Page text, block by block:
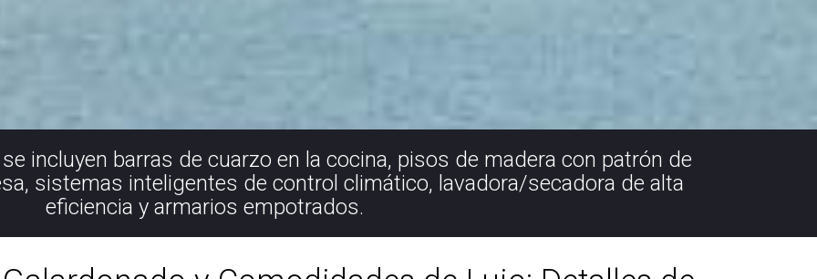
incluyen barras de cuarzo en la cocina, pisos de madera con patrón de
sistemas inteligentes de control climático, lavadora/secadora de alta
eficiencia y armarios empotrados.